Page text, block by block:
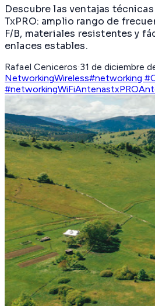
Descubre las ventajas
TxPRO: amplio rango de
F/B, materiales resistentes y
enlaces estables.
Rafael Ceniceros·31 de diciembre
NetworkingWireless#networking
#networkingWiFiAntenastxPRO